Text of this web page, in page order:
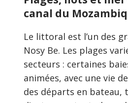
canal du
Le littoral est l’un des
Nosy Be. Les plages
secteurs : certaines
animées, avec une vie
des départs en bateau,